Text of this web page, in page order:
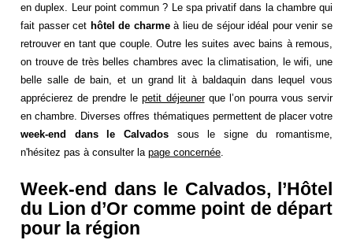
en duplex. Leur point commun ? Le spa privatif dans la chambre qui
fait passer cet hôtel de charmeà lieu de séjour idéal pour venir se
retrouver en tant que couple. Outre les suites avec bains à remous,
on trouve de très belles chambres avec la climatisation, le wifi, une
belle salle de bain, et un grand lit à baldaquin dans lequel vous
apprécierez de prendre lepetit déjeunerque l’on pourra vous servir
en chambre. Diverses offres thématiques permettent de placer votre
week-end dans le Calvadossous le signe du romantisme,
n'hésitez pas à consulter la page concernée
Week-end dans le Calvados, l’Hôtel
du Lion d’Or comme point de départ
pour la région